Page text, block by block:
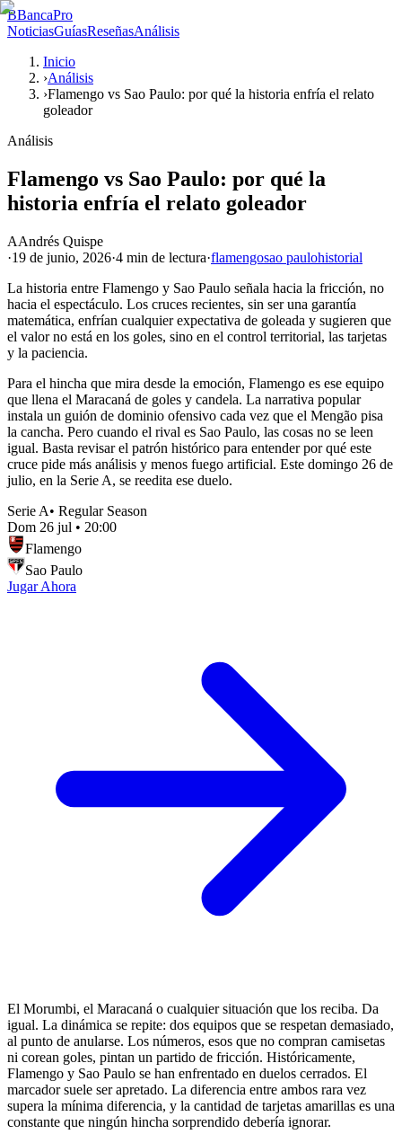
BBancaPro
NoticiasGuíasReseñasAnálisis
Inicio
›Análisis
›Flamengo vs Sao Paulo: por qué la historia enfría el relato
goleador
Análisis
Flamengo vs Sao Paulo: por qué la
historia enfría el relato goleador
AAndrés Quispe
·19 de junio, 2026·4 min de lectura·flamengosao paulohistorial
La historia entre Flamengo y Sao Paulo señala hacia la fricción, no
hacia el espectáculo. Los cruces recientes, sin ser una garantía
matemática, enfrían cualquier expectativa de goleada y sugieren que
el valor no está en los goles, sino en el control territorial, las tarjetas
y la paciencia.
Para el hincha que mira desde la emoción, Flamengo es ese equipo
que llena el Maracaná de goles y candela. La narrativa popular
instala un guión de dominio ofensivo cada vez que el Mengão pisa
la cancha. Pero cuando el rival es Sao Paulo, las cosas no se leen
igual. Basta revisar el patrón histórico para entender por qué este
cruce pide más análisis y menos fuego artificial. Este domingo 26 de
julio, en la Serie A, se reedita ese duelo.
Serie A• Regular Season
Dom 26 jul • 20:00
Flamengo
Sao Paulo
Jugar Ahora
El Morumbi, el Maracaná o cualquier situación que los reciba. Da
igual. La dinámica se repite: dos equipos que se respetan demasiado,
al punto de anularse. Los números, esos que no compran camisetas
ni corean goles, pintan un partido de fricción. Históricamente,
Flamengo y Sao Paulo se han enfrentado en duelos cerrados. El
marcador suele ser apretado. La diferencia entre ambos rara vez
supera la mínima diferencia, y la cantidad de tarjetas amarillas es una
constante que ningún hincha sorprendido debería ignorar.